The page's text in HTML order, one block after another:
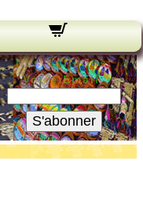
Nos bulletins:
Votre Email:
S'abonner